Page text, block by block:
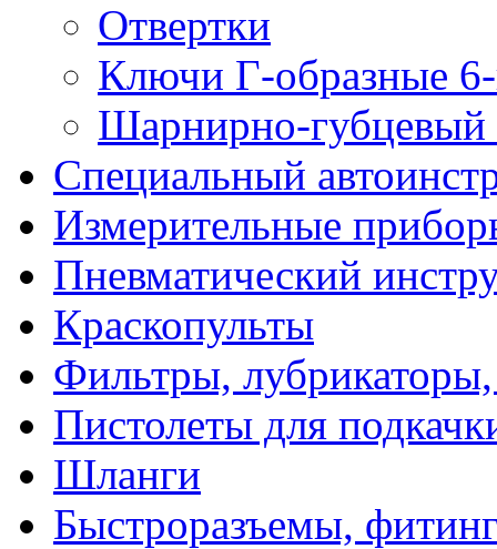
Отвертки
Ключи Г-образные
Шарнирно-губцевый
Специальный
Измерительные
Пневматический
Краскопульты
Фильтры,
Пистолеты для
Шланги
Быстроразъемы,